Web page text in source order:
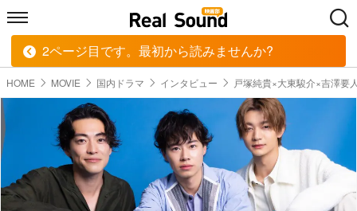
HOME MUSIC MOVIE TECH
HOME MOVIE 国内ドラマ インタビュー 戸塚純貴×大東駿介×吉澤要
2ページ目です。最初から読みませんか?